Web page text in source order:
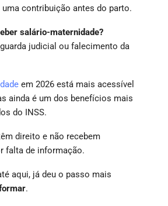
contribuição antes do parto.
salário-maternidade?
judicial ou falecimento da
em 2026 está mais acessível
ainda é um dos benefícios mais
do INSS.
direito e não recebem
falta de informação.
aqui, já deu o passo mais
.